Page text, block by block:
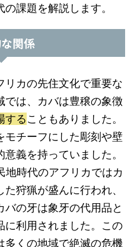
課題を解説します。
関係
リカの先住文化で重要な
では、カバは豊穣の象徴
することもありました。
モチーフにした彫刻や壁
義を持っていました。
地時代のアフリカではカ
狩猟が盛んに行われ、
の牙は象牙の代用品と
に利用されました。この
多くの地域で絶滅の危機